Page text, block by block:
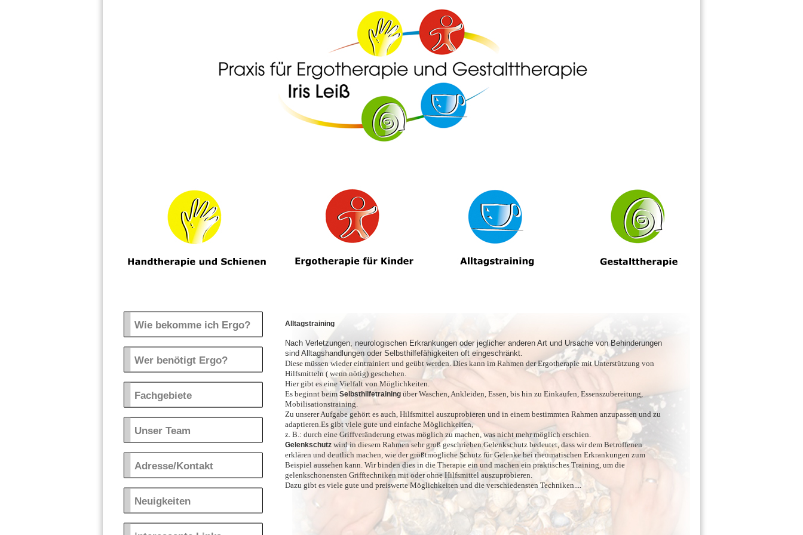
Wie bekomme ich Ergo?
Wer benötigt Ergo?
Fachgebiete
Unser Team
Adresse/Kontakt
Neuigkeiten
Alltagstraining
Nach Verletzungen, neurologischen Erkrankungen oder jeglicher anderen Art und Ursache von Behinderungen
sind Alltagshandlungen oder Selbsthilfefähigkeiten oft eingeschränkt.
Diese müssen wieder eintrainiert und geübt werden. Dies kann im Rahmen der Ergotherapie mit Unterstützung von
Hilfsmitteln ( wenn nötig) geschehen.
Hier gibt es eine Vielfalt von Möglichkeiten.
Es beginnt beim Selbsthilfetraining über Waschen, Ankleiden, Essen, bis hin zu Einkaufen, Essenszubereitung,
Mobilisationstraining.
Zu unserer Aufgabe gehört es auch, Hilfsmittel auszuprobieren und in einem bestimmten Rahmen anzupassen und zu
adaptieren.Es gibt viele gute und einfache Möglichkeiten,
z. B.: durch eine Griffveränderung etwas möglich zu machen, was nicht mehr möglich erschien.
Gelenkschutz wird in diesem Rahmen sehr groß geschrieben.Gelenkschutz bedeutet, dass wir dem Betroffenen
erklären und deutlich machen, wie der größtmögliche Schutz für Gelenke bei rheumatischen Erkrankungen zum
Beispiel aussehen kann. Wir binden dies in die Therapie ein und machen ein praktisches Training, um die
gelenkschonensten Grifftechniken mit oder ohne Hilfsmittel auszuprobieren.
Dazu gibt es viele gute und preiswerte Möglichkeiten und die verschiedensten Techniken....